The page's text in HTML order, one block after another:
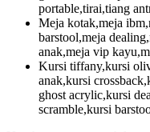
portable,tirai,tiang
Meja kotak,meja
barstool,meja
anak,meja vip
Kursi tiffany,kursi
anak,kursi
ghost acrylic,kursi
scramble,kursi